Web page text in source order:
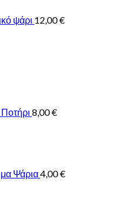
ψάρι 12,00€
8,00€
Ψάρια4,00€